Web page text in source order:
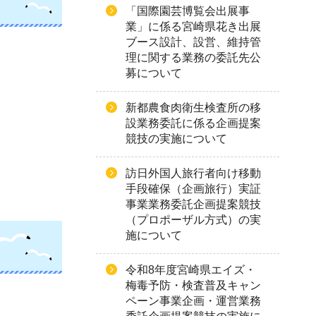
「国際園芸博覧会出展事
業」に係る宮崎県花き出展
ブース設計、設営、維持管
理に関する業務の委託先公
募について
新都農食肉衛生検査所の移
設業務委託に係る企画提案
競技の実施について
訪日外国人旅行者向け移動
手段確保（企画旅行）実証
事業業務委託企画提案競技
（プロポーザル方式）の実
施について
令和8年度宮崎県エイズ・
梅毒予防・検査普及キャン
ペーン事業企画・運営業務